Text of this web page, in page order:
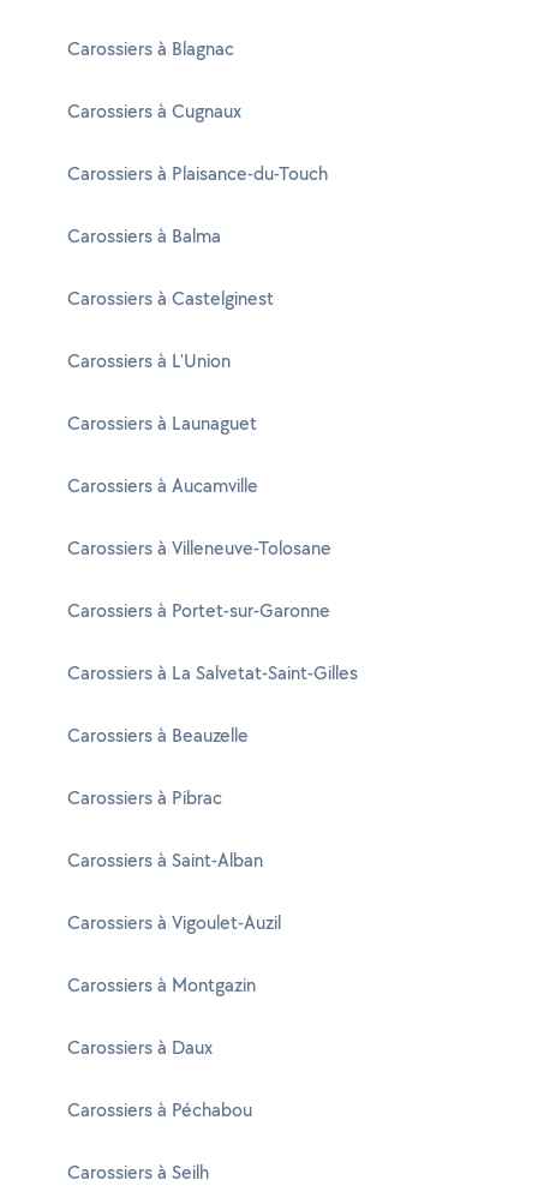
Carossiers à Blagnac
Carossiers à Cugnaux
Carossiers à Plaisance-du-Touch
Carossiers à Balma
Carossiers à Castelginest
Carossiers à L'Union
Carossiers à Launaguet
Carossiers à Aucamville
Carossiers à Villeneuve-Tolosane
Carossiers à Portet-sur-Garonne
Carossiers à La Salvetat-Saint-Gilles
Carossiers à Beauzelle
Carossiers à Pibrac
Carossiers à Saint-Alban
Carossiers à Vigoulet-Auzil
Carossiers à Montgazin
Carossiers à Daux
Carossiers à Péchabou
Carossiers à Seilh